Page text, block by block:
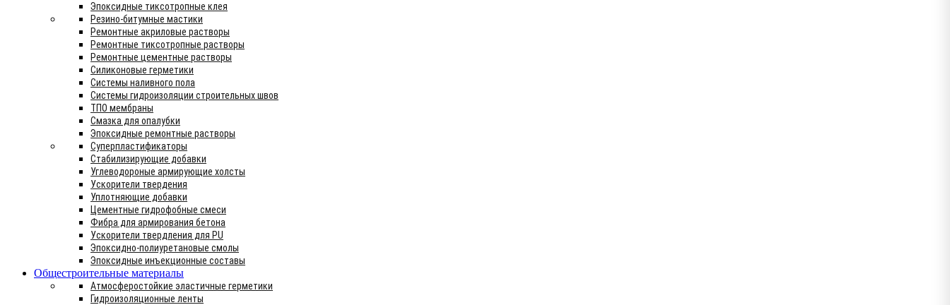
Эпоксидные тиксотропные клея
Резино-битумные мастики
Ремонтные акриловые растворы
Ремонтные тиксотропные растворы
Ремонтные цементные растворы
Силиконовые герметики
Системы наливного пола
Системы гидроизоляции строительных швов
ТПО мембраны
Смазка для опалубки
Эпоксидные ремонтные растворы
Суперпластификаторы
Стабилизирующие добавки
Углеводороные армирующие холсты
Ускорители твердения
Уплотняющие добавки
Цементные гидрофобные смеси
Фибра для армирования бетона
Ускорители твердления для PU
Эпоксидно-полиуретановые смолы
Эпоксидные инъекционные составы
Общестроительные материалы
Атмосферостойкие эластичные герметики
Гидроизоляционные ленты